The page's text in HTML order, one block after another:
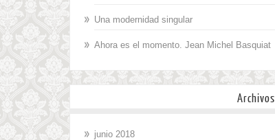
Una modernidad singular
Ahora es el momento. Jean Michel Basquiat
Archivos
junio 2018